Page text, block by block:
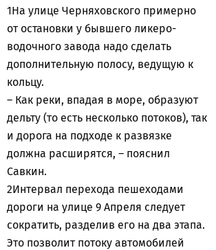
1На улице Черняховского примерно
от остановки у бывшего ликеро-
водочного завода надо сделать
дополнительную полосу, ведущую к
кольцу.
– Как реки, впадая в море, образуют
дельту (то есть несколько потоков), так
и дорога на подходе к развязке
должна расширятся, – пояснил
Савкин.
2Интервал перехода пешеходами
дороги на улице 9 Апреля следует
сократить, разделив его на два этапа.
Это позволит потоку автомобилей